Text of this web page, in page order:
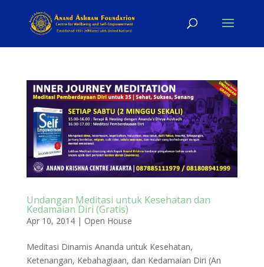
Undangan Meditasi untuk Kesehatan dan
Kedamaian Diri (Gratis)
Apr 10, 2014| Open House
Meditasi Dinamis Ananda untuk Kesehatan,
Ketenangan, Kebahagiaan, dan Kedamaian Diri (An